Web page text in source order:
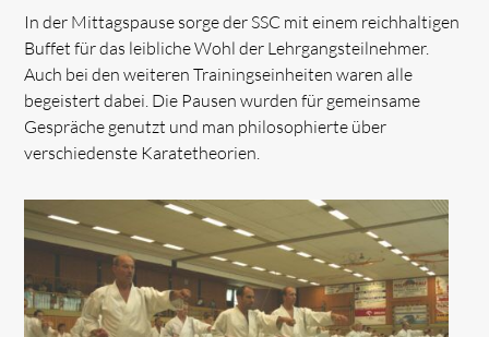
In der Mittagspause sorge der SSC mit einem reichhaltigen
Buffet für das leibliche Wohl der Lehrgangsteilnehmer.
Auch bei den weiteren Trainingseinheiten waren alle
begeistert dabei. Die Pausen wurden für gemeinsame
Gespräche genutzt und man philosophierte über
verschiedenste Karatetheorien.